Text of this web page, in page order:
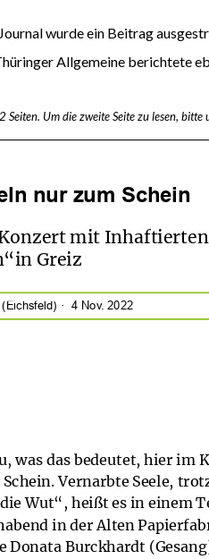
wurde ein Beitrag
Allgemeine berichtete
Um die zweite Seite zu lesen,